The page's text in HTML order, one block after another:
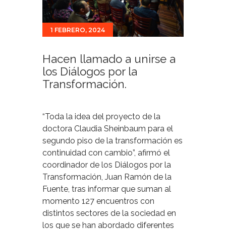
Noticias
Para ti
1 FEBRERO, 2024
Hacen llamado a unirse a
los Diálogos por la
Transformación.
“Toda la idea del proyecto de la
doctora Claudia Sheinbaum para el
segundo piso de la transformación es
continuidad con cambio”, afirmó el
coordinador de los Diálogos por la
Transformación, Juan Ramón de la
Fuente, tras informar que suman al
momento 127 encuentros con
distintos sectores de la sociedad en
los que se han abordado diferentes